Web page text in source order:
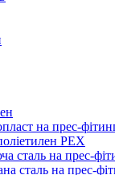
на прес-
PEX
сталь на прес-
сталь на прес-